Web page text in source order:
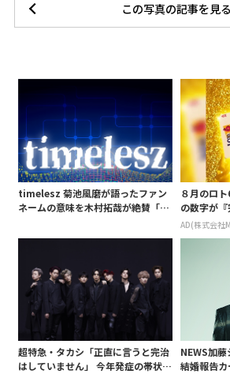
この写真の記事を見る
timelesz 菊池風磨が語ったファン
ネームの意味を木村拓哉が絶賛「考
８月のロ
の数字が
AD(株式会社
超特急・タカシ「正直に言うと完治
はしていません」 今年発症の帯状疱
NEWS加
結婚報告